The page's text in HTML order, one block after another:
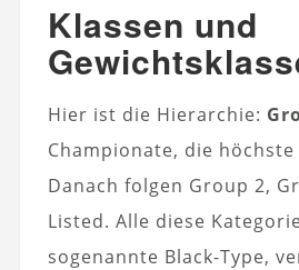
Klassen und
Hier ist die Hierarchie:
Championate, die höchste
Danach folgen Group 2,
Listed. Alle diese
sogenannte Black-Type,